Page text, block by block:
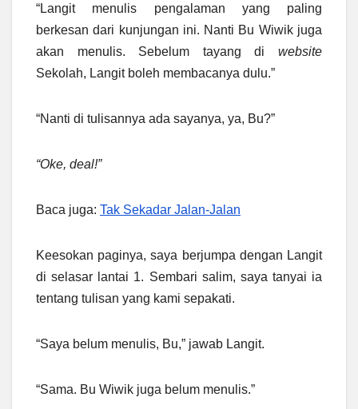
“Langit menulis pengalaman yang paling
berkesan dari kunjungan ini. Nanti Bu Wiwik juga
akan menulis. Sebelum tayang di website
Sekolah, Langit boleh membacanya dulu.”
“Nanti di tulisannya ada sayanya, ya, Bu?”
“Oke, deal!”
Baca juga: Tak Sekadar Jalan-Jalan
Keesokan paginya, saya berjumpa dengan Langit
di selasar lantai 1. Sembari salim, saya tanyai ia
tentang tulisan yang kami sepakati.
“Saya belum menulis, Bu,” jawab Langit.
“Sama. Bu Wiwik juga belum menulis.”